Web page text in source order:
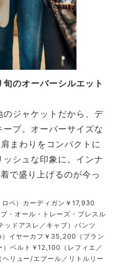
のオーバーシルエット
ジャケットだから、デ
プ。オーバーサイズな
まわりをコンパクトに
シュな印象に。インナ
で盛り上げるのが今っ
ペ）カーディガン￥17,930
・オール・トレーズ・プレスル
ドアスレ／キャブ）パンツ
）イヤーカフ￥35,200（ブラン
ベルト￥12,100（レフィエ／
リュー/エブール／リトルリー